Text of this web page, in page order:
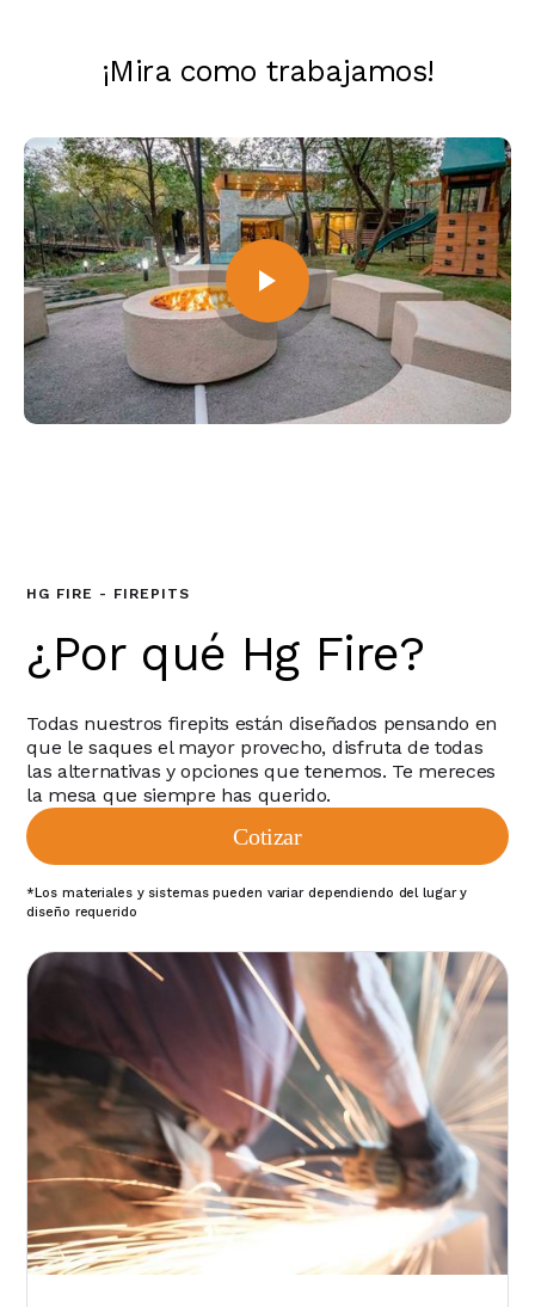
¡Mira como trabajamos!
HG FIRE - FIREPITS
¿Por qué Hg Fire?
Todas nuestros firepits están diseñados pensando en
que le saques el mayor provecho, disfruta de todas
las alternativas y opciones que tenemos. Te mereces
la mesa que siempre has querido.
Cotizar
*Los materiales y sistemas pueden variar dependiendo del lugar y
diseño requerido